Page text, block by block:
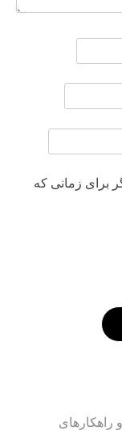
برای زمانی که
راهکارهای